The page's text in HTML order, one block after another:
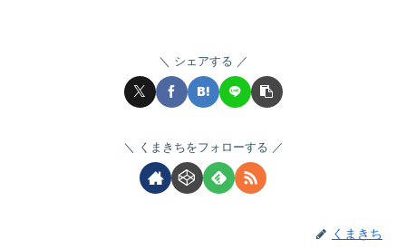
シェアする
くまきちをフォローする
くまきち